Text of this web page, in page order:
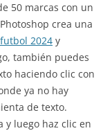
50 marcas con un
crea una
2024 y
también puedes
haciendo clic con
ya no hay
de texto.
y luego haz clic en